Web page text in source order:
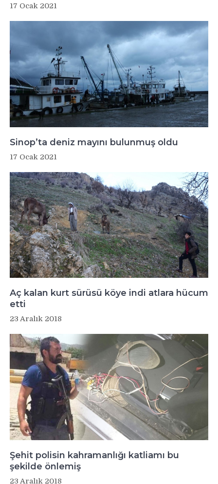
17 Ocak 2021
Sinop’ta deniz mayını bulunmuş oldu
17 Ocak 2021
Aç kalan kurt sürüsü köye indi atlara hücum
etti
23 Aralık 2018
Şehit polisin kahramanlığı katliamı bu
şekilde önlemiş
23 Aralık 2018